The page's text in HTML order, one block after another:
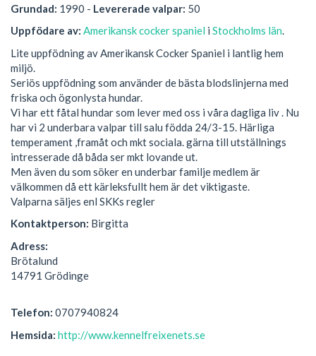
Grundad: 1990 - Levererade valpar: 50
Uppfödare av: Amerikansk cocker spaniel i Stockholms län.
Lite uppfödning av Amerikansk Cocker Spaniel i lantlig hem
miljö.
Seriös uppfödning som använder de bästa blodslinjerna med
friska och ögonlysta hundar.
Vi har ett fåtal hundar som lever med oss i våra dagliga liv . Nu
har vi 2 underbara valpar till salu födda 24/3-15. Härliga
temperament ,framåt och mkt sociala. gärna till utställnings
intresserade då båda ser mkt lovande ut.
Men även du som söker en underbar familje medlem är
välkommen då ett kärleksfullt hem är det viktigaste.
Valparna säljes enl SKKs regler
Kontaktperson: Birgitta
Adress:
Brötalund
14791 Grödinge
Telefon: 0707940824
Hemsida: http://www.kennelfreixenets.se